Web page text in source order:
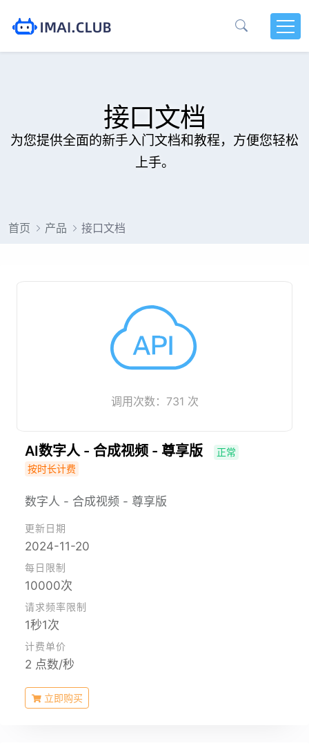
接口文档
为您提供全面的新手入门文档和教程，方便您轻松
上手。
首页 产品 接口文档
调用次数：731 次
AI数字人 - 合成视频 - 尊享版
正常
按时长计费
数字人 - 合成视频 - 尊享版
更新日期
2024-11-20
每日限制
10000次
请求频率限制
1秒1次
计费单价
2 点数/秒
立即购买